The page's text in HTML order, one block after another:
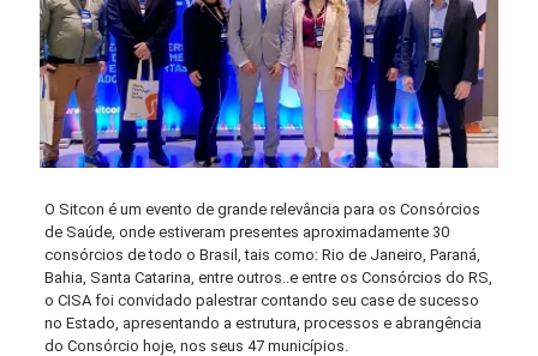
O Sitcon é um evento de grande relevância para os Consórcios
de Saúde, onde estiveram presentes aproximadamente 30
consórcios de todo o Brasil, tais como: Rio de Janeiro, Paraná,
Bahia, Santa Catarina, entre outros..e entre os Consórcios do RS,
o CISA foi convidado palestrar contando seu case de sucesso
no Estado, apresentando a estrutura, processos e abrangência
do Consórcio hoje, nos seus 47 municípios.